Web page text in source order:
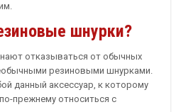
шнурки?
отказываться от обычных
резиновыми шнурками.
данный аксессуар, к которому
прежнему относиться с